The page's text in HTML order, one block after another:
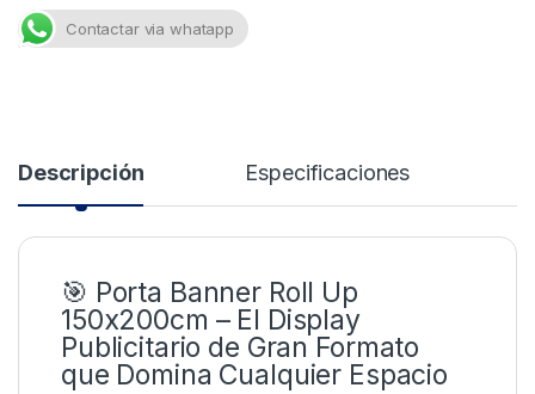
Contactar via whatapp
Descripción Especificaciones
🎯 Porta Banner Roll Up
150x200cm – El Display
Publicitario de Gran Formato
que Domina Cualquier Espacio